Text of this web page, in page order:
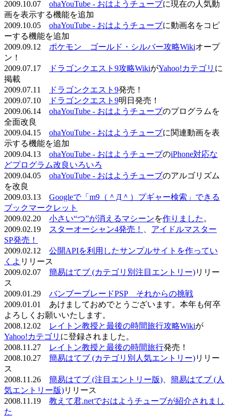
2009.10.07 ohaYouTube - おはようチューブに現在の人気動
画を表示する機能を追加
2009.10.05 ohaYouTube - おはようチューブに動画名をコピ
ーする機能を追加
2009.09.12 ポケモン ゴールド・シルバー攻略Wikiオープ
ン！
2009.07.17
ドラゴンクエスト9攻略WikiがYahoo!カテゴリ に
掲載
2009.07.11
ドラゴンクエスト9発売！
2009.07.10
ドラゴンクエスト9明日発売！
2009.06.14 ohaYouTube - おはようチューブのプログラムを
全面改良
2009.04.15 ohaYouTube - おはようチューブに関連動画を表
示する機能を追加
2009.04.13 ohaYouTube - おはようチューブのiPhone対応な
どプログラム改良いろいろ
2009.04.05 ohaYouTube - おはようチューブのアルゴリズム
を改良
2009.03.13 Googleで「m9（＾Д＾）プギャー検索」できる
ブックマークレット
2009.02.20 小さい“つ”が消えるマシーンを作りました 。
2009.02.19
スターオーシャン4発売！
アイドルマスター
SP発売！
2009.02.12 公開APIを利用したサンプルサイトを作ってい
くよ リリース
2009.02.07 簡易はてブ (カテゴリ別注目エントリー)リリー
ス
2009.01.29 バンブーブレードPSP それからの挑戦
2009.01.01 あけましておめでとうございます。本年も何卒
よろしくお願いいたします。
2008.12.02
レイトン教授と最後の時間旅行攻略Wikiが
Yahoo!カテゴリ に登録されました。
2008.11.27
レイトン教授と最後の時間旅行発売！
2008.10.27 簡易はてブ (カテゴリ別人気エントリー)リリー
ス
2008.11.26 簡易はてブ (注目エントリー版)
簡易はてブ (人
気エントリー版)リリース
2008.11.19 教えて君.netでおはようチューブが紹介されまし
た